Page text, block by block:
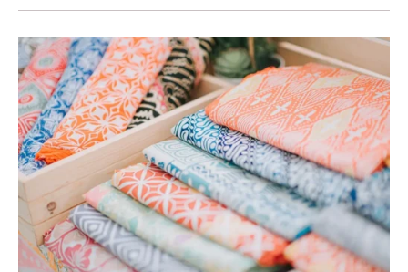
i
praktyczność
po
kąpieli